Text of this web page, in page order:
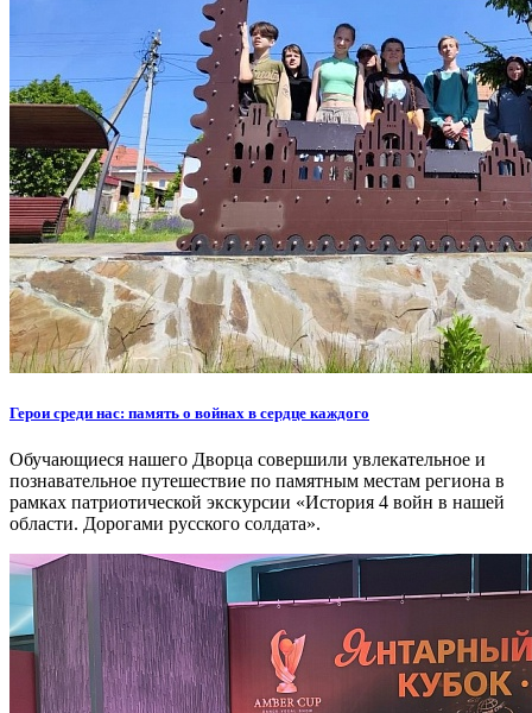
Герои среди нас: память о войнах в сердце каждого
Обучающиеся нашего Дворца совершили увлекательное и
познавательное путешествие по памятным местам региона в
рамках патриотической экскурсии «История 4 войн в нашей
области. Дорогами русского солдата».